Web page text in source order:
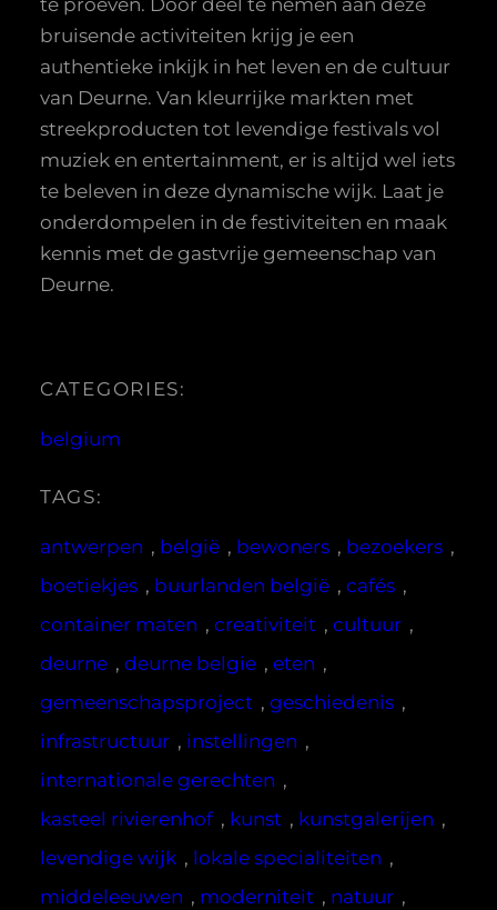
bruisende activiteiten krijg je een
authentieke inkijk in het leven en de cultuur
van Deurne. Van kleurrijke markten met
streekproducten tot levendige festivals vol
muziek en entertainment, er is altijd wel iets
te beleven in deze dynamische wijk. Laat je
onderdompelen in de festiviteiten en maak
kennis met de gastvrije gemeenschap van
Deurne.
CATEGORIES:
belgium
TAGS:
antwerpen , belgië , bewoners , bezoekers
boetiekjes , buurlanden belgië , cafés ,
container maten , creativiteit , cultuur ,
deurne , deurne belgie , eten ,
gemeenschapsproject , geschiedenis ,
infrastructuur , instellingen ,
internationale gerechten ,
kasteel rivierenhof , kunst , kunstgalerijen ,
levendige wijk , lokale specialiteiten ,
middeleeuwen , moderniteit , natuur ,